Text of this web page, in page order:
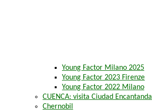
Young Factor Milano 2025
Young Factor 2023 Firenze
Young Factor 2022 Milano
CUENCA: visita Ciudad Encantanda
Chernobil